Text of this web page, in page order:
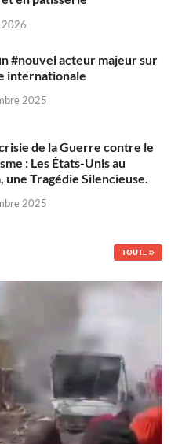
2026
un #nouvel acteur majeur sur
internationale
2025
de la Guerre contre le
: Les États-Unis au
une Tragédie Silencieuse.
2025
TOUT...